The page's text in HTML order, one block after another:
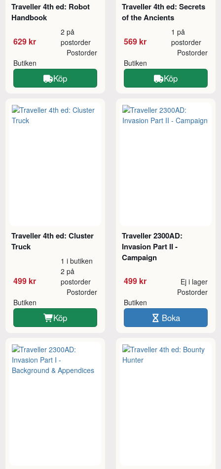
Traveller 4th ed: Robot
Handbook
629 kr
2 på
postorder
Butiken
Postorder
Köp
Traveller 4th ed: Secrets
of the Ancients
569 kr
1 på
postorder
Butiken
Postorder
Köp
Traveller 4th ed: Cluster
Truck
499 kr
1 i butiken
2 på
postorder
Butiken
Postorder
Köp
Traveller 2300AD:
Invasion Part II -
Campaign
499 kr Ej i lager
Butiken
Postorder
Boka